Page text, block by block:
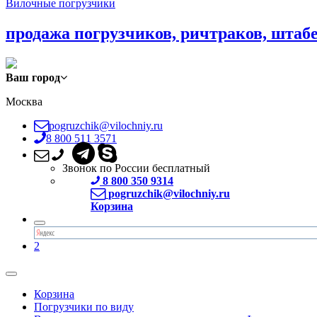
Вилочные погрузчики
продажа погрузчиков, ричтраков,
Ваш город
Москва
pogruzchik@vilochniy.ru
8 800 511 3571
Звонок по России бесплатный
8 800 350 9314
pogruzchik@vilochniy.ru
Корзина
2
Корзина
Погрузчики по виду